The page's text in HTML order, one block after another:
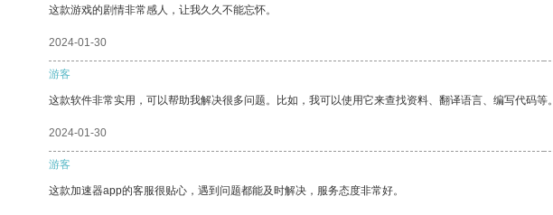
这款游戏的剧情非常感人，让我久久不能忘怀。
2024-01-30
游客
这款软件非常实用，可以帮助我解决很多问题。比如，我可以使用它来查找资料、翻译语言、编写代码等。
2024-01-30
游客
这款加速器app的客服很贴心，遇到问题都能及时解决，服务态度非常好。